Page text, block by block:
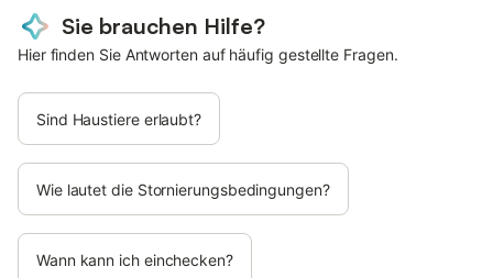
Sie brauchen Hilfe?
Hier finden Sie Antworten auf häufig gestellte Fragen.
Sind Haustiere erlaubt?
Wie lautet die Stornierungsbedingungen?
Wann kann ich einchecken?